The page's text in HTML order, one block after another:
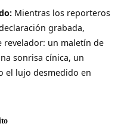
Mientras los reporteros
grabada,
revelador: un maletín de
sonrisa cínica, un
el lujo desmedido en